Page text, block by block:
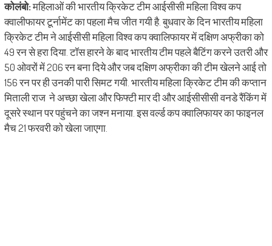
कोलंबो:महिलाओं की भारतीय क्रिकेट टीम आईसीसी महिला विश्व कप
क्वालीफायर टूर्नामेंट का पहला मैच जीत गयी है. बुधवार के दिन भारतीय महिला
क्रिकेट टीम ने आईसीसी महिला विश्व कप क्वालिफायर में दक्षिण अफ्रीका को
49 रन से हरा दिया. टॉस हारने के बाद भारतीय टीम पहले बैटिंग करने उतरी और
50 ओवरों में 206 रन बना दिये और जब दक्षिण अफ्रीका की टीम खेलने आई तो
156 रन पर ही उनकी पारी सिमट गयी. भारतीय महिला क्रिकेट टीम की कप्तान
मिताली राज ने अच्छा खेला और फिफ्टी मार दी और आईसीसीसी वनडे रैंकिंग में
दूसरे स्थान पर पहुंचने का जश्न मनाया. इस वर्ल्ड कप क्वालिफायर का फाइनल
मैच 21 फरवरी को खेला जाएगा.